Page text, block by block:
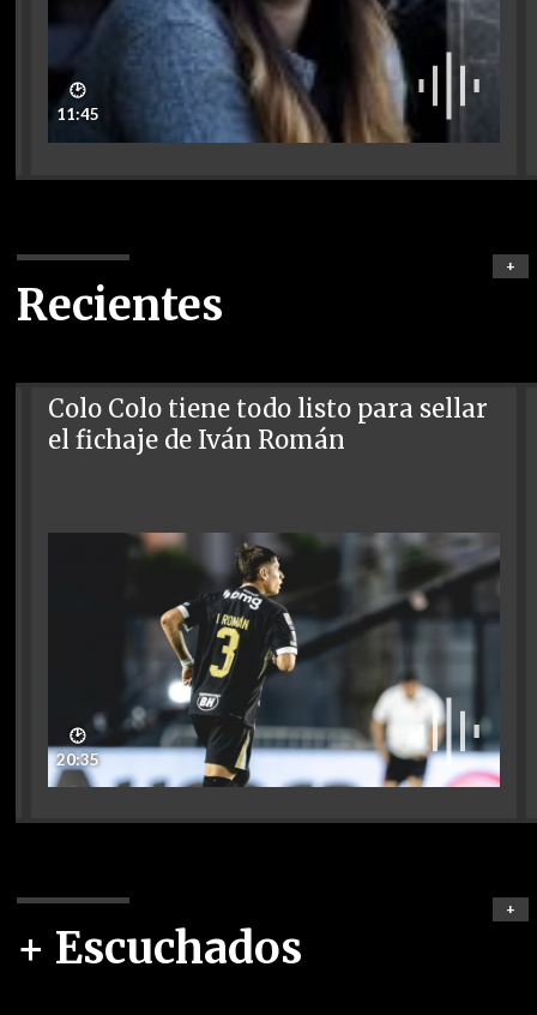
🕑
11:45
Recientes
+
Colo Colo tiene todo listo para sellar
el fichaje de Iván Román
🕑
20:35
+ Escuchados
+